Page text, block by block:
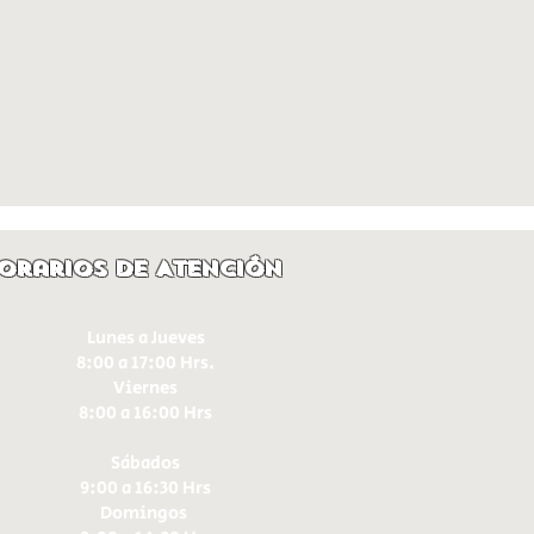
de Atención
Lunes a Jueves
8:00 a 17:00 Hrs.
Viernes
8:00 a 16:00 Hrs​
Sábados
9:00 a 16:30 Hrs
Domingos